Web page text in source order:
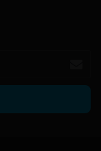
الإلكتروني